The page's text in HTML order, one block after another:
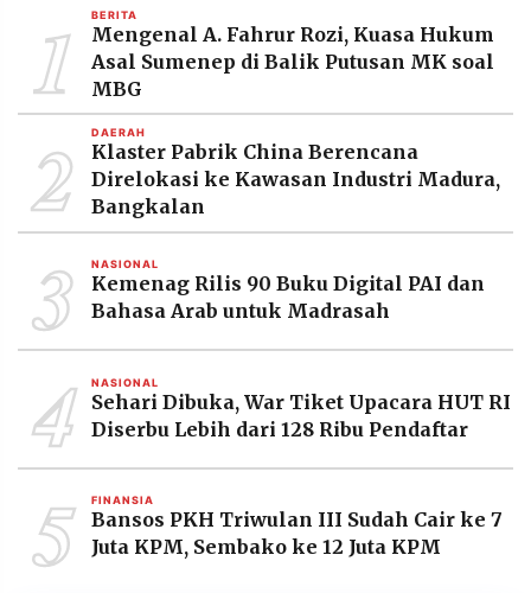
©
Resolusi.co
-
PT.
RESOLUSI
MEDIA
1 BERITA
Mengenal A. Fahrur Rozi, Kuasa Hukum
Asal Sumenep di Balik Putusan MK soal
MBG
2 DAERAH
Klaster Pabrik China Berencana
Direlokasi ke Kawasan Industri Madura,
Bangkalan
3 NASIONAL
Kemenag Rilis 90 Buku Digital PAI dan
Bahasa Arab untuk Madrasah
4 NASIONAL
Sehari Dibuka, War Tiket Upacara HUT RI
Diserbu Lebih dari 128 Ribu Pendaftar
5 FINANSIA
Bansos PKH Triwulan III Sudah Cair ke 7
Juta KPM, Sembako ke 12 Juta KPM